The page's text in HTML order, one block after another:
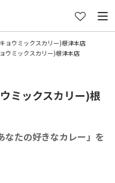
ョウミックスカリー)根津本店
ウミックスカリー)根津本店
ミックスカリー)根
なたの好きなカレー」を